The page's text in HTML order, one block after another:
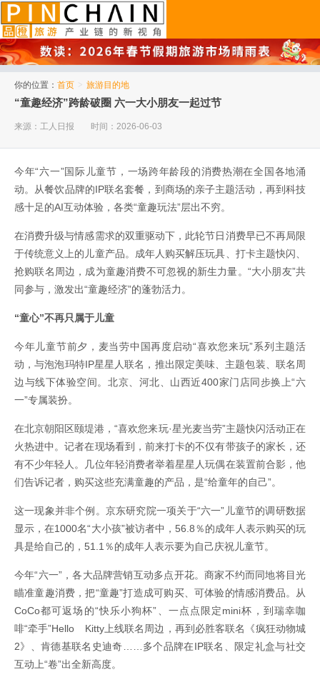
你的位置： 首页 > 旅游目的地
“童趣经济”跨龄破圈 六一大小朋友一起过节
来源：工人日报 时间：2026-06-03
今年“六一”国际儿童节，一场跨年龄段的消费热潮在全国各地涌
动。从餐饮品牌的IP联名套餐，到商场的亲子主题活动，再到科技
感十足的AI互动体验，各类“童趣玩法”层出不穷。
在消费升级与情感需求的双重驱动下，此轮节日消费早已不再局限
于传统意义上的儿童产品。成年人购买解压玩具、打卡主题快闪、
抢购联名周边，成为童趣消费不可忽视的新生力量。“大小朋友”共
同参与，激发出“童趣经济”的蓬勃活力。
“童心”不再只属于儿童
今年儿童节前夕，麦当劳中国再度启动“喜欢您来玩”系列主题活
动，与泡泡玛特IP星星人联名，推出限定美味、主题包装、联名周
边与线下体验空间。北京、河北、山西近400家门店同步换上“六
一”专属装扮。
在北京朝阳区颐堤港，“喜欢您来玩·星光麦当劳”主题快闪活动正在
火热进中。记者在现场看到，前来打卡的不仅有带孩子的家长，还
有不少年轻人。几位年轻消费者举着星星人玩偶在装置前合影，他
们告诉记者，购买这些充满童趣的产品，是“给童年的自己”。
这一现象并非个例。京东研究院一项关于“六一”儿童节的调研数据
显示，在1000名“大小孩”被访者中，56.8％的成年人表示购买的玩
具是给自己的，51.1％的成年人表示要为自己庆祝儿童节。
今年“六一”，各大品牌营销互动多点开花。商家不约而同地将目光
瞄准童趣消费，把“童趣”打造成可购买、可体验的情感消费品。从
CoCo都可返场的“快乐小狗杯”、一点点限定mini杯，到瑞幸咖
啡“牵手”Hello Kitty上线联名周边，再到必胜客联名《疯狂动物城
2》、肯德基联名史迪奇……多个品牌在IP联名、限定礼盒与社交
互动上“卷”出全新高度。